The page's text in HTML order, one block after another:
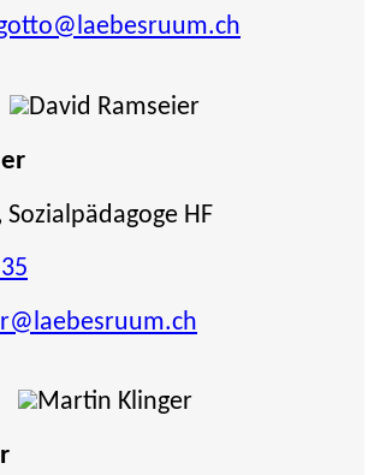
@laebesruum.ch
HF
@laebesruum.ch